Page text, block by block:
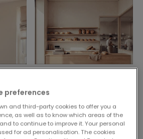
61,99 €
PROMO
Stille plafondventilator met
licht DC houten bladen
preferences
and third-party cookies to offer you a
as well as to know which areas of the
to continue to improve it. Your personal
for ad personalisation. The cookies